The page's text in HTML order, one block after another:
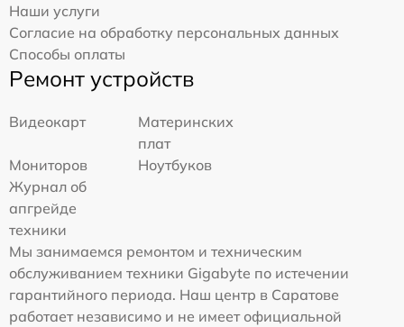
Наши услуги
Согласие на обработку персональных данных
Способы оплаты
Ремонт устройств
Видеокарт
Материнских
плат
Мониторов
Ноутбуков
Журнал об
апгрейде
техники
Мы занимаемся ремонтом и техническим
обслуживанием техники Gigabyte по истечении
гарантийного периода. Наш центр в Саратове
работает независимо и не имеет официальной